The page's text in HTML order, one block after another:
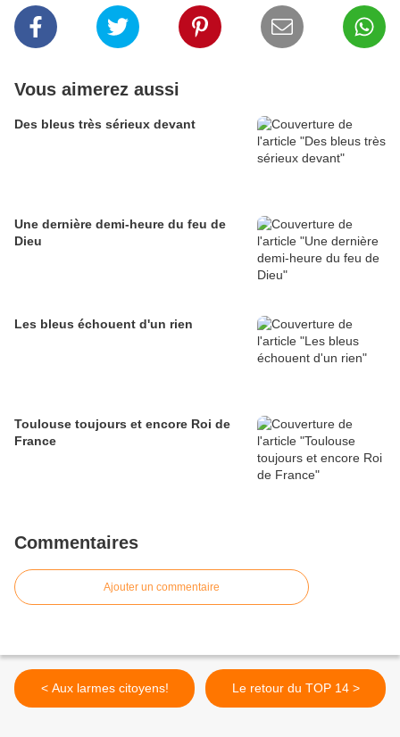
Vous aimerez aussi
Des bleus très sérieux devant
Une dernière demi-heure du feu de
Dieu
Les bleus échouent d'un rien
Toulouse toujours et encore Roi de
France
Commentaires
Ajouter un commentaire
< Aux larmes citoyens! Le retour du TOP 14 >